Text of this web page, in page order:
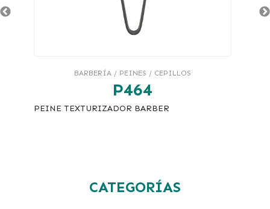
BARBERÍA / PEINES / CEPILLOS
P464
PEINE TEXTURIZADOR BARBER
CATEGORÍAS